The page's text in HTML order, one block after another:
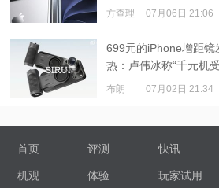
iPhone爆料
方查理 07月06日 21:06
699元的iPhone增距
热：卢伟冰称“千元机
或7月22日发布
布朗 07月02日 21:34
首页 评测 快讯
机观 体验 玩家试用